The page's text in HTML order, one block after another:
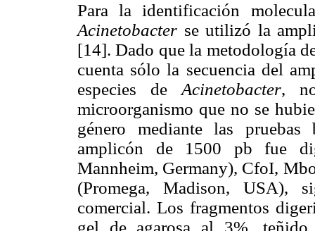
Para la identificación
Acinetobacter se utilizó la
[14]. Dado que la metodología
cuenta sólo la secuencia del
especies de Acinetobacter,
microorganismo que no se
género mediante las pruebas
amplicón de 1500 pb fue
Mannheim, Germany), CfoI,
(Promega, Madison, USA),
comercial. Los fragmentos